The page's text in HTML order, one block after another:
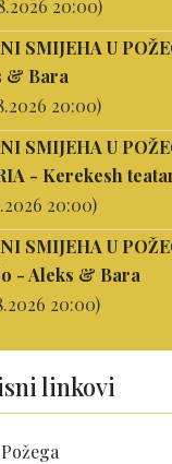
20:00)
SMIJEHA U
& Bara
20:00)
SMIJEHA U
- Kerekesh
20:00)
SMIJEHA U
- Aleks & Bara
20:00)
linkovi